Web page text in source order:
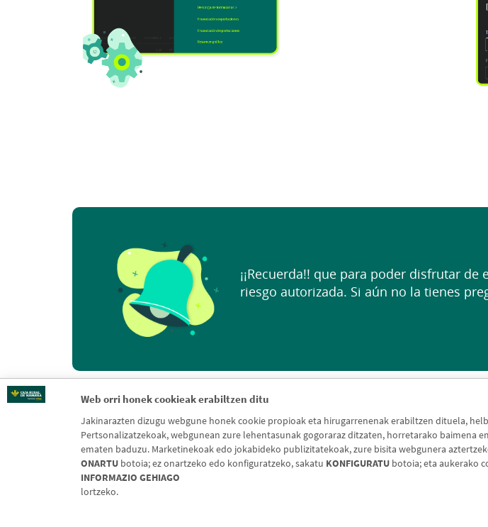
Web orri honek cookieak erabiltzen ditu
Jakinarazten dizugu webgune honek cookie propioak eta hirugarrenenak erabiltzen dituela,
Pertsonalizatzekoak, webgunean zure lehentasunak gogoraraz ditzaten, horretarako
ematen baduzu. Marketinekoak edo jokabideko publizitatekoak, zure bisita webgunera
ONARTU botoia; ez onartzeko edo konfiguratzeko, sakatu KONFIGURATU botoia; eta aukerako
INFORMAZIO GEHIAGO
lortzeko.
¡¡Recuerda!! que para poder disfrutar
riesgo autorizada. Si aún no la tienes